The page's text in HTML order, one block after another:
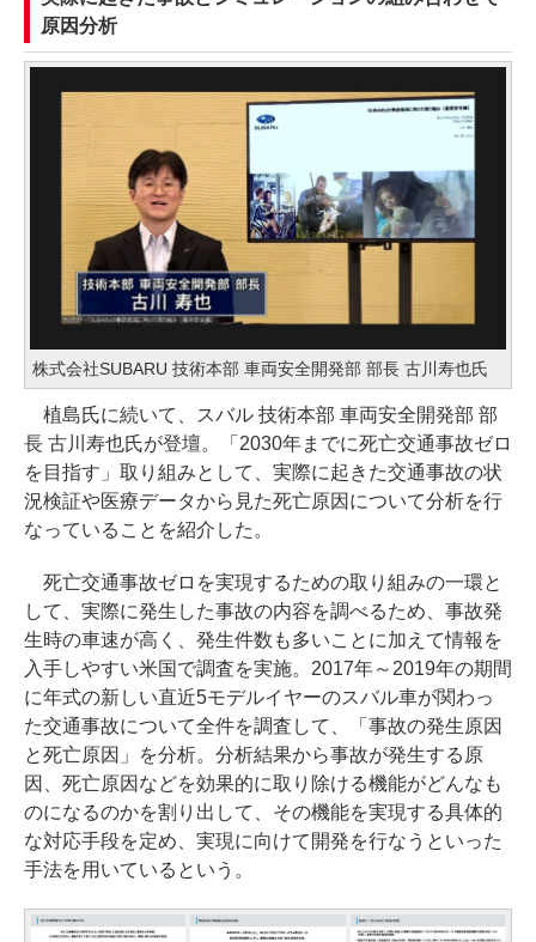
原因分析
株式会社SUBARU 技術本部 車両安全開発部 部長 古川寿也氏
植島氏に続いて、スバル 技術本部 車両安全開発部 部
長 古川寿也氏が登壇。「2030年までに死亡交通事故ゼロ
を目指す」取り組みとして、実際に起きた交通事故の状
況検証や医療データから見た死亡原因について分析を行
なっていることを紹介した。
死亡交通事故ゼロを実現するための取り組みの一環と
して、実際に発生した事故の内容を調べるため、事故発
生時の車速が高く、発生件数も多いことに加えて情報を
入手しやすい米国で調査を実施。2017年～2019年の期間
に年式の新しい直近5モデルイヤーのスバル車が関わっ
た交通事故について全件を調査して、「事故の発生原因
と死亡原因」を分析。分析結果から事故が発生する原
因、死亡原因などを効果的に取り除ける機能がどんなも
のになるのかを割り出して、その機能を実現する具体的
な対応手段を定め、実現に向けて開発を行なうといった
手法を用いているという。